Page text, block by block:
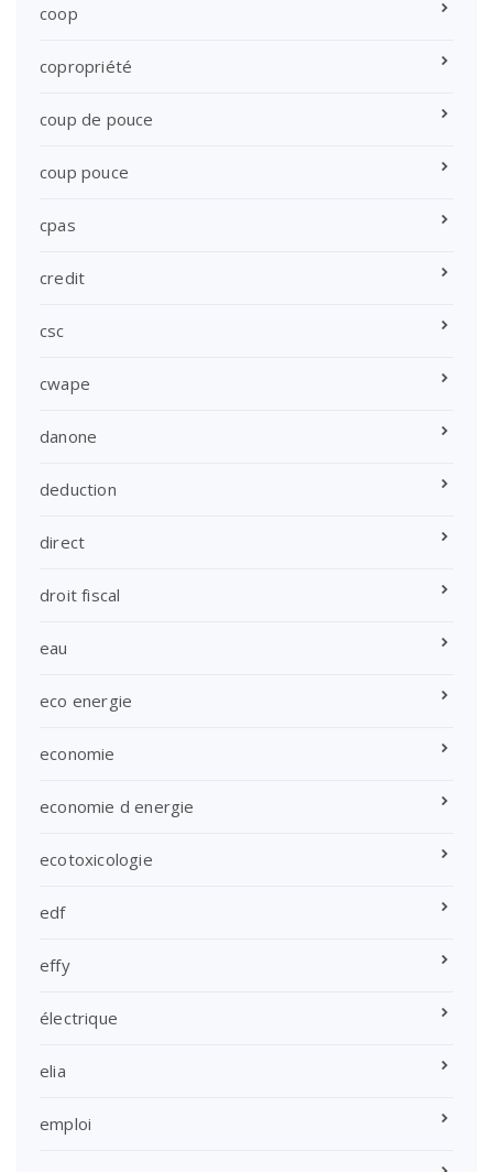
coop
copropriété
coup de pouce
coup pouce
cpas
credit
csc
cwape
danone
deduction
direct
droit fiscal
eau
eco energie
economie
economie d energie
ecotoxicologie
edf
effy
électrique
elia
emploi